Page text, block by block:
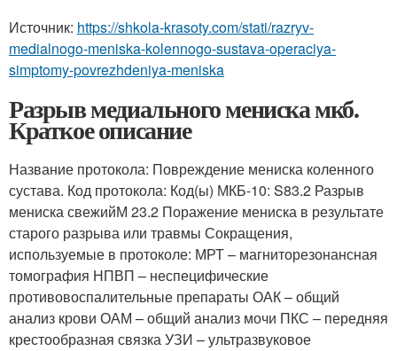
Источник: https://shkola-krasoty.com/stati/razryv-
medialnogo-meniska-kolennogo-sustava-operaciya-
simptomy-povrezhdeniya-meniska
Разрыв медиального мениска мкб.
Краткое описание
Название протокола: Повреждение мениска коленного
сустава. Код протокола: Код(ы) МКБ-10: S83.2 Разрыв
мениска свежийМ 23.2 Поражение мениска в результате
старого разрыва или травмы Сокращения,
используемые в протоколе: МРТ – магниторезонансная
томография НПВП – неспецифические
противовоспалительные препараты ОАК – общий
анализ крови ОАМ – общий анализ мочи ПКС – передняя
крестообразная связка УЗИ – ультразвуковое